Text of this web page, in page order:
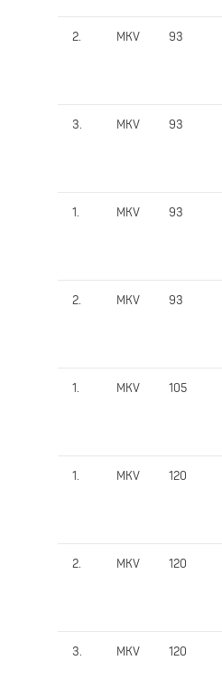
2. MKV 93
3. MKV 93
1. MKV 93
2. MKV 93
1. MKV 105
1. MKV 120
2. MKV 120
3. MKV 120